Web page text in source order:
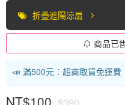
折疊遮陽涼扇
商品已
📣 滿500元：超商取貨免運費
NT$100